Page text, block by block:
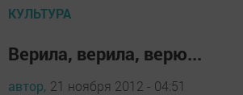
КУЛЬТУРА
Верила, верила, верю...
автор, 21 ноября 2012 - 04:51